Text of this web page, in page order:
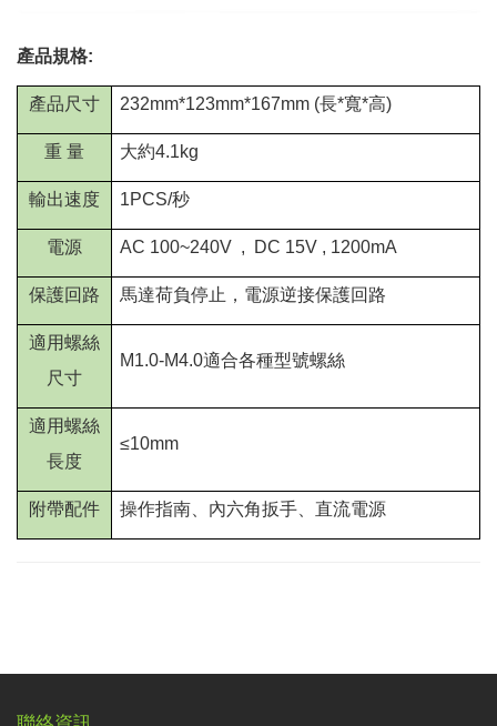
產品規格:
產品尺寸 232mm*123mm*167mm (長*寬*高)
重 量 大約4.1kg
輸出速度 1PCS/秒
電源 AC 100~240V , DC 15V , 1200mA
保護回路 馬達荷負停止，電源逆接保護回路
適用螺絲
尺寸
M1.0-M4.0適合各種型號螺絲
適用螺絲
長度
≤10mm
附帶配件 操作指南、內六角扳手、直流電源